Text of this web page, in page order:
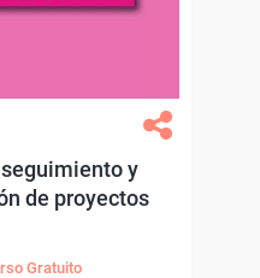
seguimiento y
de proyectos
Gratuito